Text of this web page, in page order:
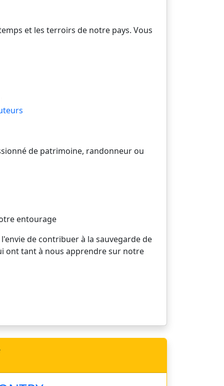
et les terroirs de notre pays. Vous
de patrimoine, randonneur ou
entourage
de contribuer à la sauvegarde de
ont tant à nous apprendre sur notre